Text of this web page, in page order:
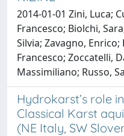
2014-01-01 Zini, Luca;
Francesco; Biolchi,
Silvia; Zavagno,
Francesco; Zoccatelli,
Massimiliano; Russo,
Hydrokarst’s role
Classical Karst
(NE Italy, SW